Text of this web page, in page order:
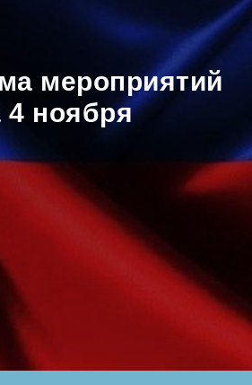
мероприятий
4 ноября